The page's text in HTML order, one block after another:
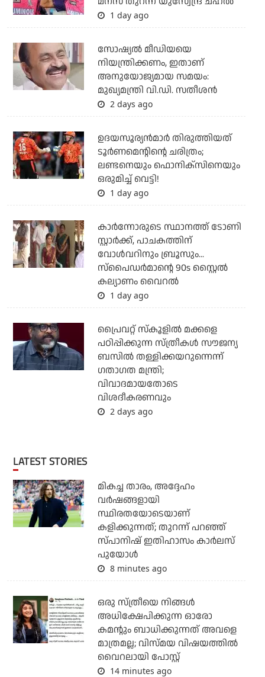
1 day ago
സോഷ്യല്‍ മീഡിയയെ
നിയന്ത്രിക്കണം, ഇതാണ്
അനുയോജ്യമായ സമയം:
മുഖ്യമന്ത്രി വി.ഡി. സതീശന്‍
2 days ago
ഉദയസൂര്യന്‍മാര്‍ തിരുത്തിയത്
ടൂര്‍ണമെന്റിന്റെ ചരിത്രം;
ലണ്ടനെയും ഫൊനിക്‌സിനെയും
ഒരുമിച്ച് വെട്ടി!
1 day ago
കാര്‍ന്നോരുടെ സ്ഥാനത്ത് ടോണി
സ്റ്റാര്‍ക്ക്, പാചകത്തിന്
വോള്‍വറിനും ബ്രൂസും...
സ്‌പൈഡര്‍മാന്റെ 90s സ്റ്റൈല്‍
കല്യാണം വൈറല്‍
1 day ago
പ്രൈവറ്റ് സ്‌കൂളില്‍ മക്കളെ
പഠിപ്പിക്കുന്ന സ്ത്രീകള്‍ സൗജന്യ
ബസില്‍ തള്ളിക്കയറുന്നെന്ന്
ഗതാഗത മന്ത്രി;
വിവാദമായതോടെ
വിശദീകരണവും
2 days ago
LATEST STORIES
മികച്ച താരം, അദ്ദേഹം
വര്‍ഷങ്ങളായി
സ്ഥിരതയോടെയാണ്
കളിക്കുന്നത്; തുറന്ന് പറഞ്ഞ്
സ്പാനിഷ് ഇതിഹാസം കാര്‍ലസ്
പുയോള്‍
8 minutes ago
ഒരു സ്ത്രീയെ നിങ്ങള്‍
അധിക്ഷേപിക്കുന്ന ഓരോ
കമന്റും ബാധിക്കുന്നത് അവളെ
മാത്രമല്ല; വിസ്മയ വിഷയത്തില്‍
വൈറലായി പോസ്റ്റ്
14 minutes ago